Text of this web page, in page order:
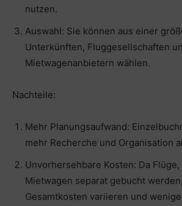
nutzen.
Auswahl: Sie können aus einer
Unterkünften, Fluggesellschaften
Mietwagenanbietern wählen.
Nachteile:
Mehr Planungsaufwand:
mehr Recherche und Organisation
Unvorhersehbare Kosten: Da
Mietwagen separat gebucht
Gesamtkosten variieren und